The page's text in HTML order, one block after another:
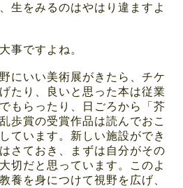
生をみるのはやはり違ますよ
事ですよね。
にいい美術展がきたら、チケ
たり、良いと思った本は従業
もらったり、日ごろから「芥
歩賞の受賞作品は読んでおこ
ています。新しい施設ができ
さておき、まずは自分がその
切だと思っています。このよ
養を身につけて視野を広げ、